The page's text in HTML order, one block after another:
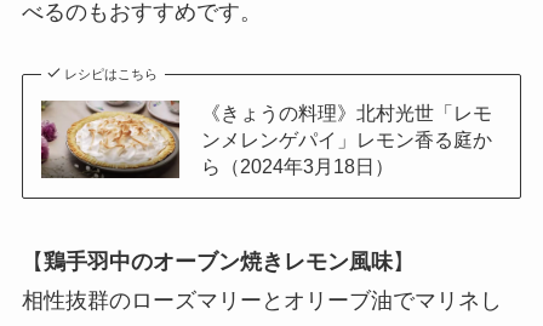
べるのもおすすめです。
レシピはこちら
《きょうの料理》北村光世「レモ
ンメレンゲパイ」レモン香る庭か
ら（2024年3月18日）
【鶏手羽中のオーブン焼きレモン風味】
相性抜群のローズマリーとオリーブ油でマリネし